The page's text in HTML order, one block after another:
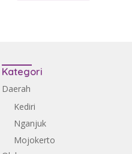
Kategori
Daerah
Kediri
Nganjuk
Mojokerto